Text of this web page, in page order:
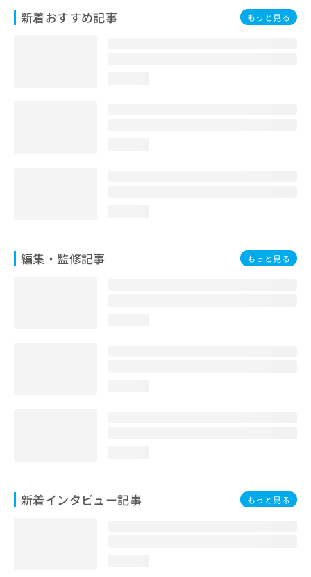
新着おすすめ記事 もっと見る
編集・監修記事 もっと見る
新着インタビュー記事 もっと見る
お
問